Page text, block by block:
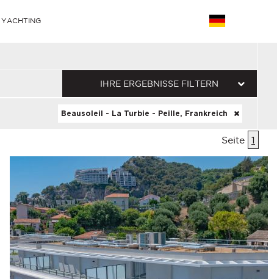
YACHTING
IHRE ERGEBNISSE FILTERN
Beausoleil - La Turbie - Peille, Frankreich
Seite 1